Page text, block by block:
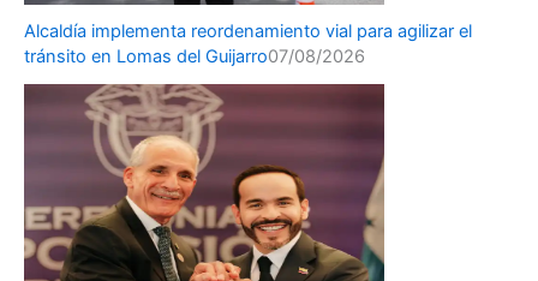
Alcaldía implementa reordenamiento vial para agilizar el
tránsito en Lomas del Guijarro07/08/2026